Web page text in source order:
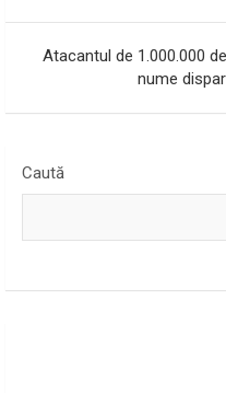
articole
Atacantul de 1.000.000
nume
Caută